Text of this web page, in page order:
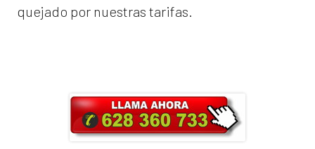
quejado por nuestras tarifas.